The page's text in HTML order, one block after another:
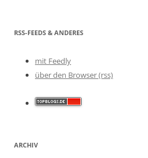
RSS-FEEDS & ANDERES
mit Feedly
über den Browser (rss)
ARCHIV